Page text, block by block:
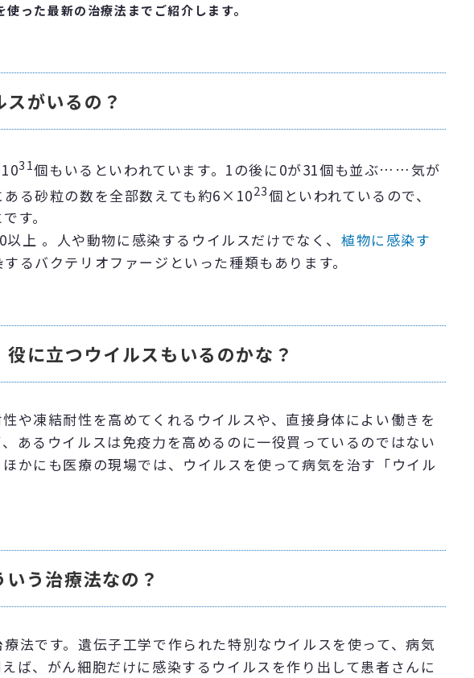
った最新の治療法までご紹介します。
がいるの？
31個もいるといわれています。1の後に0が31個も並ぶ……気が
る砂粒の数を全部数えても約6×1023個といわれているので、
す。
上 。人や動物に感染するウイルスだけでなく、植物に感染す
るバクテリオファージといった種類もあります。
に立つウイルスもいるのかな？
や凍結耐性を高めてくれるウイルスや、直接身体によい働きを
あるウイルスは免疫力を高めるのに一役買っているのではない
かにも医療の現場では、ウイルスを使って病気を治す「ウイル
いう治療法なの？
法です。遺伝子工学で作られた特別なウイルスを使って、病気
ば、がん細胞だけに感染するウイルスを作り出して患者さんに